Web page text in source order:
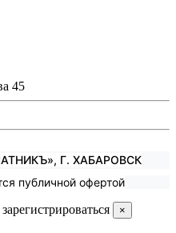
45
Г. ХАБАРОВСК
публичной офертой
×